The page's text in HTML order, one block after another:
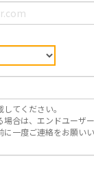
てください。
場合は、エンドユーザ
一度ご連絡をお願いい